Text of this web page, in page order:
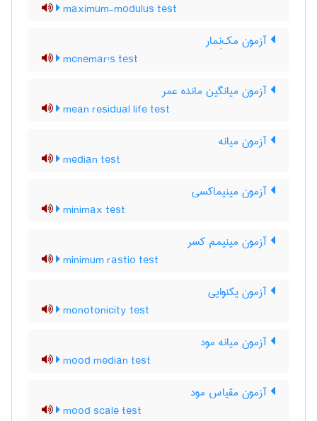
maximum-modulus test
آزمون مک‌نِمار
mcnemar's test
آزمون میانگین مانده عمر
mean residual life test
آزمون میانه
median test
آزمون مینیماکسی
minimax test
آزمون مینیمم کسر
minimum rastio test
آزمون یکنوایی
monotonicity test
آزمون میانه مود
mood median test
آزمون مقیاس مود
mood scale test